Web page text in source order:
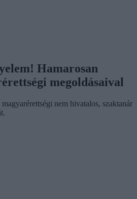
Hamarosan
megoldásaival
nem hivatalos, szaktanár